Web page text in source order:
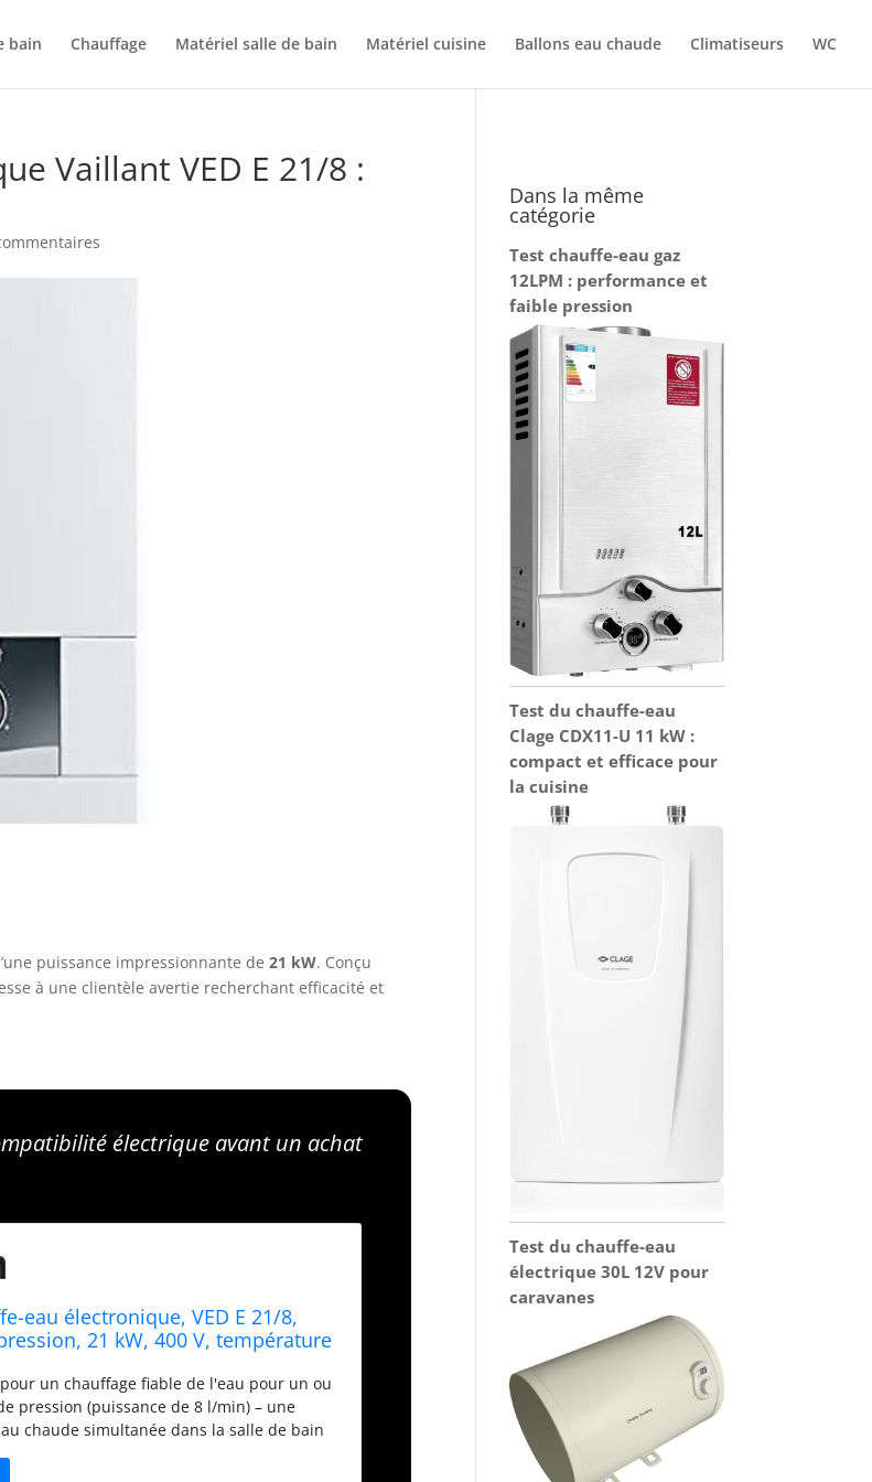
bain Chauffage Matériel salle de bain Matériel cuisine Ballons eau chaude Climatiseurs WC
Vaillant VED E 21/8 :
puissance impressionnante de21 kW. Conçu
à une clientèle avertie recherchant efficacité et
électrique avant un achat
eau électronique, VED E 21/8,
21 kW, 400 V, température
[Classe énergétique A]
un chauffage fiable de l'eau pour un ou
pression (puissance de 8 l/min) – une
chaude simultanée dans la salle de bain
de raccordement d'une puissance de
Dans la même
catégorie
Test chauffe-eau gaz
12LPM : performance et
faible pression
Test du chauffe-eau
Clage CDX11-U 11 kW :
compact et efficace pour
la cuisine
Test du chauffe-eau
électrique 30L 12V pour
caravanes